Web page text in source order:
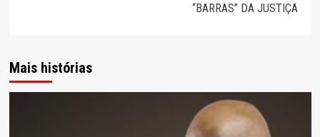
“BARRAS” DA JUSTIÇA
Mais histórias